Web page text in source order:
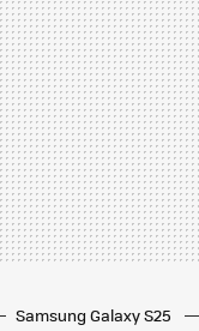
Samsung Galaxy S25